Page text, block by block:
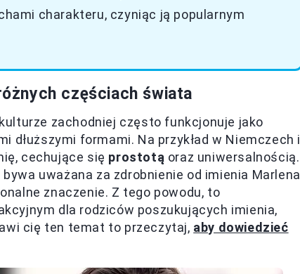
charakteru, czyniąc ją popularnym
częściach świata
zachodniej często funkcjonuje jako
dłuższymi formami. Na przykład w Niemczech i
cechujące się prostotą oraz uniwersalnością.
uważana za zdrobnienie od imienia Marlena
znaczenie. Z tego powodu, to
dla rodziców poszukujących imienia,
cię ten temat to przeczytaj, aby dowiedzieć